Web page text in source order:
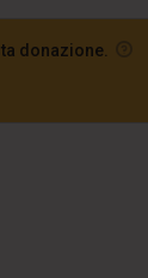
donazione.